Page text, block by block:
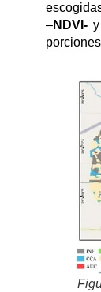
–NDVI-